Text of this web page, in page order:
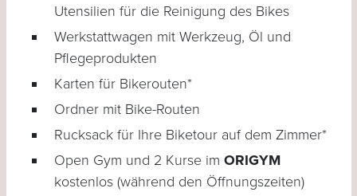
Utensilien für die Reinigung des Bikes
Werkstattwagen mit Werkzeug, Öl und
Pflegeprodukten
Karten für Bikerouten*
Ordner mit Bike-Routen
Rucksack für Ihre Biketour auf dem Zimmer*
Open Gym und 2 Kurse im ORIGYM
kostenlos (während den Öffnungszeiten)